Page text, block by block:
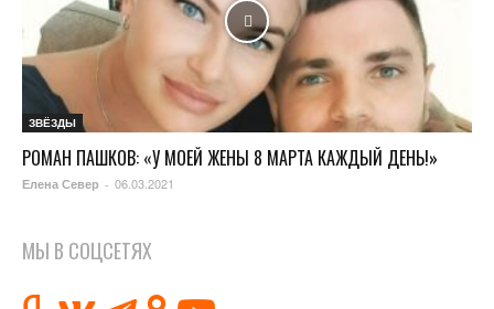
ЗВЁЗДЫ
РОМАН ПАШКОВ: «У МОЕЙ ЖЕНЫ 8 МАРТА КАЖДЫЙ ДЕНЬ!»
Елена Север - 06.03.2021
МЫ В СОЦСЕТЯХ